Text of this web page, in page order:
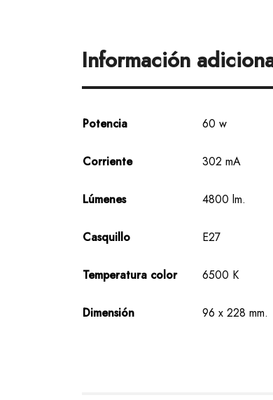
Información
Potencia 60 w
Corriente 302 mA
Lúmenes 4800 lm.
Casquillo E27
Temperatura color 6500 K
Dimensión 96 x 228 mm.